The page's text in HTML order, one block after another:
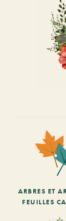
ARBRES ET
FEUILLES